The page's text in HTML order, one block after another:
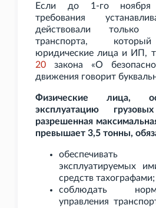
Если до 1-го ноября
требования
действовали
транспорта,
юридические лица и ИП,
20 закона «О
движения говорит
Физические лица,
эксплуатацию
разрешенная
превышает 3,5 тонны,
эксплуатируемых
средств тахографами;
соблюдать
управления